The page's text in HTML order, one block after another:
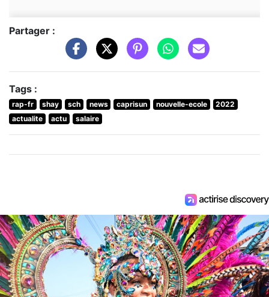
Partager :
Tags :
rap-fr shay sch news caprisun nouvelle-ecole
2022
actualite
actu salaire